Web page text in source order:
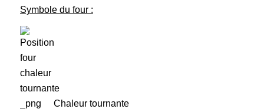
Symbole du four :
Chaleur tournante